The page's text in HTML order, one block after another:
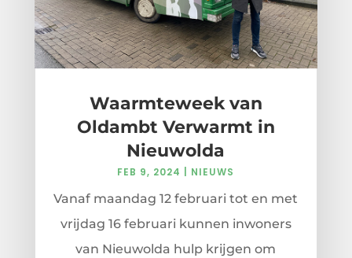
Waarmteweek van
Oldambt Verwarmt in
Nieuwolda
FEB 9, 2024 NIEUWS
Vanaf maandag 12 februari tot en met
vrijdag 16 februari kunnen inwoners
van Nieuwolda hulp krijgen om